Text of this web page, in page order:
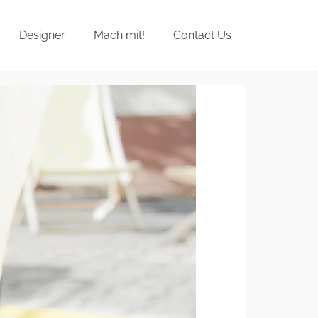
Designer Mach mit! Contact Us